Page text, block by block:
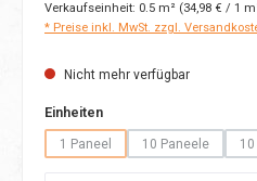
Verkaufseinheit: 0.5 m² (34,98 € / 1
* Preise inkl. MwSt. zzgl.
Nicht mehr verfügbar
Einheitenauswählen
1 Paneel
(Diese Option ist zurzeit nicht
10 Paneele
(Diese Option